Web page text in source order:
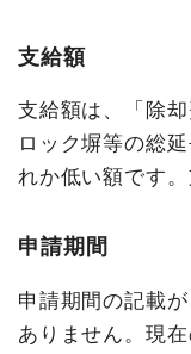
支給額
支給額は、「除
ロック塀等の総
れか低い額です
申請期間
申請期間の記載
ありません。現